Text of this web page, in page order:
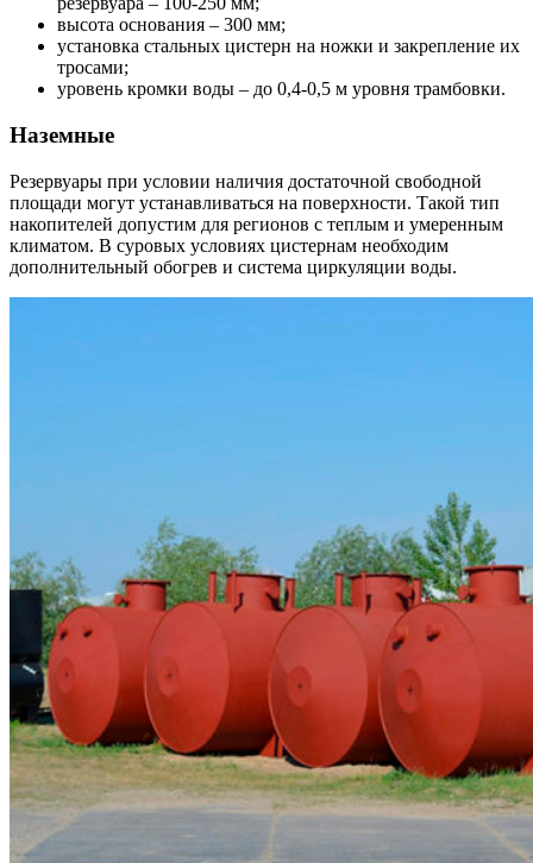
высота основания – 300 мм;
установка стальных цистерн на ножки и закрепление их
тросами;
уровень кромки воды – до 0,4-0,5 м уровня трамбовки.
Наземные
Резервуары при условии наличия достаточной свободной
площади могут устанавливаться на поверхности. Такой тип
накопителей допустим для регионов с теплым и умеренным
климатом. В суровых условиях цистернам необходим
дополнительный обогрев и система циркуляции воды.